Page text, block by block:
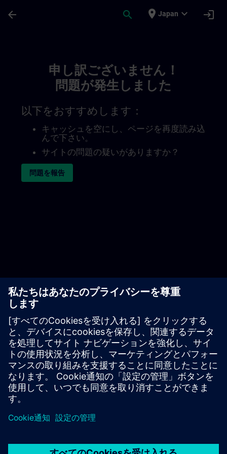
arrow_back search place Japan expand_more login
申し訳ございません！
問題が発生しました
以下をおすすめします：
キャッシュを空にし、ページを再度読み込
んで下さい。
サイトの問題の疑いがありますか？
問題を報告